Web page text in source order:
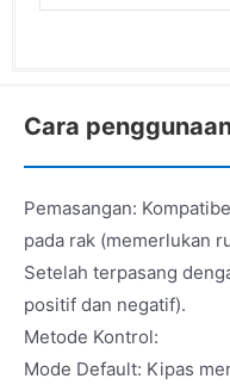
Cara
Pemasangan:
pada rak (memerlukan
Setelah terpasang
positif dan negatif).
Metode Kontrol:
Mode Default: Kipas